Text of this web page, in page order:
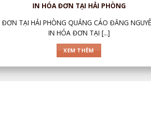
IN HÓA ĐƠN TẠI HẢI PHÒNG
ĐƠN TẠI HẢI PHÒNG QUẢNG CÁO ĐĂNG
IN HÓA ĐƠN TẠI [...]
XEM THÊM